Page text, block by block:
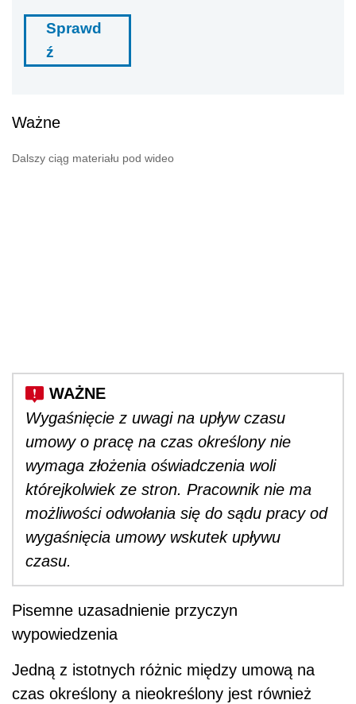
Sprawd
ź
Ważne
Dalszy ciąg materiału pod wideo
Wygaśnięcie z uwagi na upływ czasu
umowy o pracę na czas określony nie
wymaga złożenia oświadczenia woli
którejkolwiek ze stron. Pracownik nie ma
możliwości odwołania się do sądu pracy od
wygaśnięcia umowy wskutek upływu
czasu.
Pisemne uzasadnienie przyczyn
wypowiedzenia
Jedną z istotnych różnic między umową na
czas określony a nieokreślony jest również